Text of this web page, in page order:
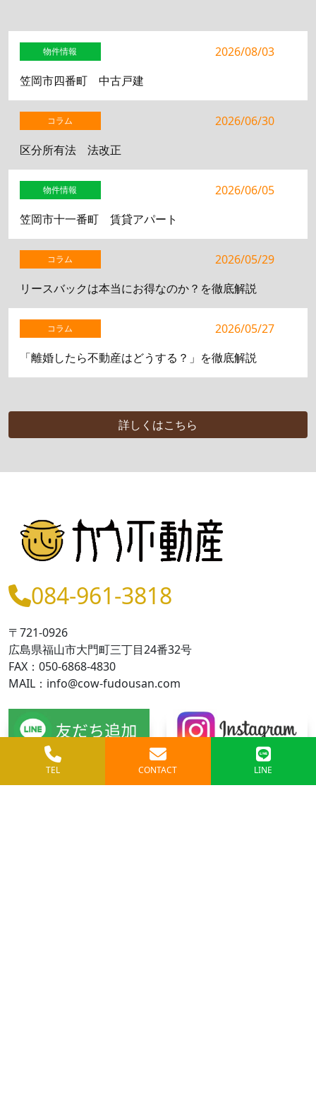
物件情報
2026/08/03
笠岡市四番町 中古戸建
コラム
2026/06/30
区分所有法 法改正
物件情報
2026/06/05
笠岡市十一番町 賃貸アパート
コラム
2026/05/29
リースバックは本当にお得なのか？を徹底解説
コラム
2026/05/27
「離婚したら不動産はどうする？」を徹底解説
詳しくはこちら
084-961-3818
〒721-0926
広島県福山市大門町三丁目24番32号
FAX：050-6868-4830
MAIL：info@cow-fudousan.com
TEL CONTACT LINE